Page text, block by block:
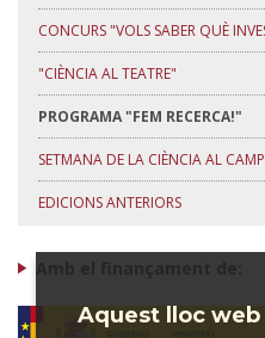
CONCURS "VOLS SABER QUÈ
"CIÈNCIA AL TEATRE"
PROGRAMA "FEM RECERCA!"
SETMANA DE LA CIÈNCIA AL
EDICIONS ANTERIORS
Aquest lloc